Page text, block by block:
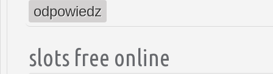
odpowiedz
slots free online